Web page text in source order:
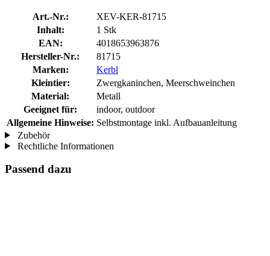
Art.-Nr.:
XEV-KER-81715
Inhalt:
1 Stk
EAN:
4018653963876
Hersteller-Nr.:
81715
Marken:
Kerbl
Kleintier:
Zwergkaninchen, Meerschweinchen
Material:
Metall
Geeignet für:
indoor, outdoor
Allgemeine Hinweise: Selbstmontage inkl. Aufbauanleitung
Zubehör
Rechtliche Informationen
Passend dazu